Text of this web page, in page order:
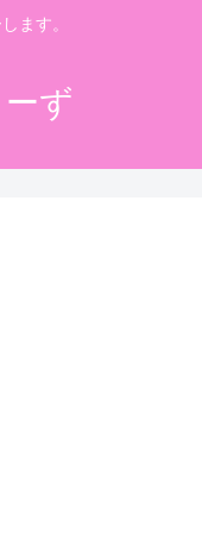
ます。
ず